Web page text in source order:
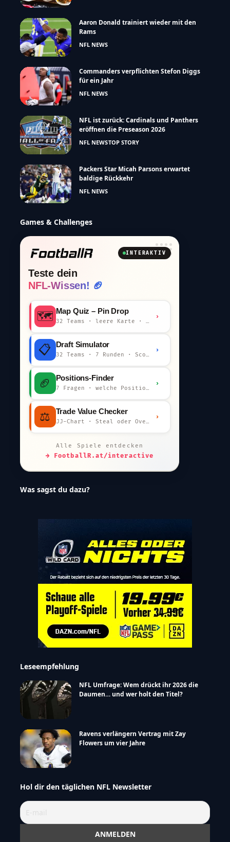
Aaron Donald trainiert wieder mit den
Rams
NFL NEWS
Commanders verpflichten Stefon Diggs
für ein Jahr
NFL NEWS
NFL ist zurück: Cardinals und Panthers
eröffnen die Preseason 2026
NFL NEWSTOP STORY
Packers Star Micah Parsons erwartet
baldige Rückkehr
NFL NEWS
Games & Challenges
INTERAKTIV
Teste dein
NFL-Wissen! 🏈
🗺️ Map Quiz – Pin Drop
32 Teams · leere Karte · km-Wertung
›
📋 Draft Simulator
32 Teams · 7 Runden · Scout-Kommentar
›
🏈 Positions-Finder
7 Fragen · welche Position bist du?
›
⚖️ Trade Value Checker
JJ-Chart · Steal oder Overpay?
›
Alle Spiele entdecken
→ FootballR.at/interactive
Was sagst du dazu?
Leseempfehlung
NFL Umfrage: Wem drückt ihr 2026 die
Daumen… und wer holt den Titel?
Ravens verlängern Vertrag mit Zay
Flowers um vier Jahre
Hol dir den täglichen NFL Newsletter